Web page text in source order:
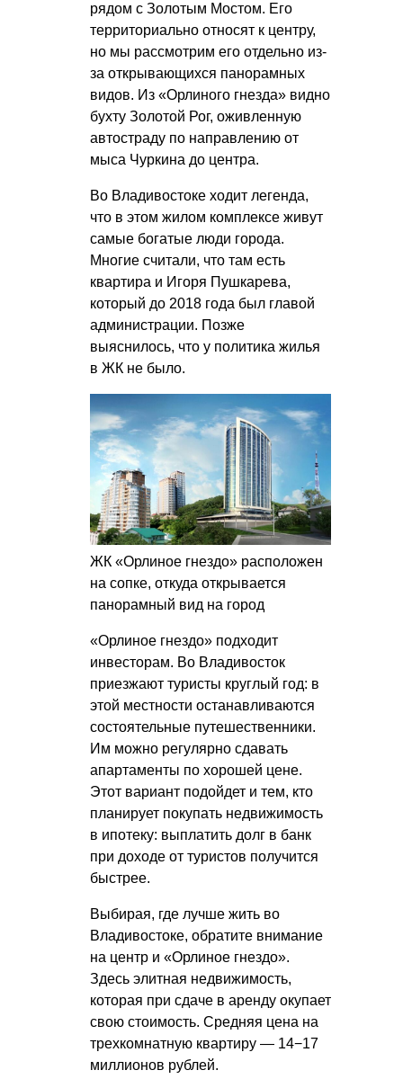
рядом с Золотым Мостом. Его
территориально относят к центру,
но мы рассмотрим его отдельно из-
за открывающихся панорамных
видов. Из «Орлиного гнезда» видно
бухту Золотой Рог, оживленную
автостраду по направлению от
мыса Чуркина до центра.
Во Владивостоке ходит легенда,
что в этом жилом комплексе живут
самые богатые люди города.
Многие считали, что там есть
квартира и Игоря Пушкарева,
который до 2018 года был главой
администрации. Позже
выяснилось, что у политика жилья
в ЖК не было.
ЖК «Орлиное гнездо» расположен
на сопке, откуда открывается
панорамный вид на город
«Орлиное гнездо» подходит
инвесторам. Во Владивосток
приезжают туристы круглый год: в
этой местности останавливаются
состоятельные путешественники.
Им можно регулярно сдавать
апартаменты по хорошей цене.
Этот вариант подойдет и тем, кто
планирует покупать недвижимость
в ипотеку: выплатить долг в банк
при доходе от туристов получится
быстрее.
Выбирая, где лучше жить во
Владивостоке, обратите внимание
на центр и «Орлиное гнездо».
Здесь элитная недвижимость,
которая при сдаче в аренду окупает
свою стоимость. Средняя цена на
трехкомнатную квартиру — 14−17
миллионов рублей.